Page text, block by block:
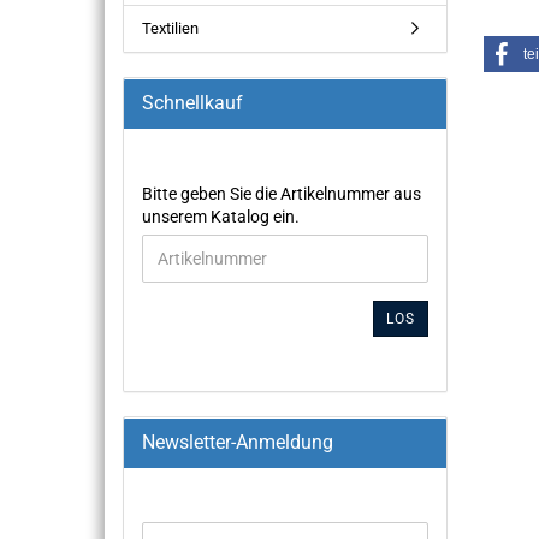
Textilien
Schnellkauf
Bitte geben Sie die Artikelnummer aus
unserem Katalog ein.
LOS
Newsletter-Anmeldung